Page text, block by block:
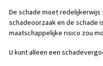
De schade moet redelijkerwijs
schadeoorzaak en de schade
maatschappelijke risico zou
U kunt alleen een